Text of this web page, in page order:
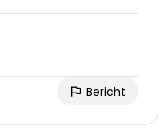
Bericht